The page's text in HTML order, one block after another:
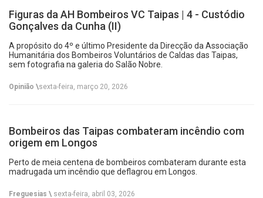
Figuras da AH Bombeiros VC Taipas | 4 - Custódio
Gonçalves da Cunha (II)
A propósito do 4º e último Presidente da Direcção da Associação
Humanitária dos Bombeiros Voluntários de Caldas das Taipas,
sem fotografia na galeria do Salão Nobre.
Opinião \sexta-feira, março 20, 2026
Bombeiros das Taipas combateram incêndio com
origem em Longos
Perto de meia centena de bombeiros combateram durante esta
madrugada um incêndio que deflagrou em Longos.
Freguesias \ sexta-feira, abril 03, 2026